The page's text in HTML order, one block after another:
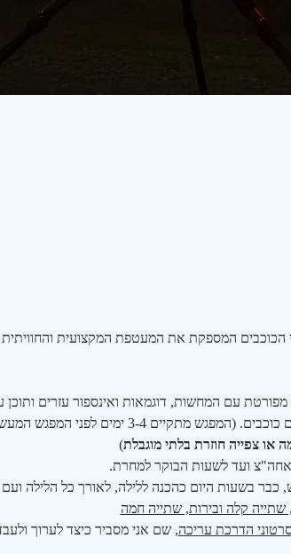
הכוכבים המספקת את המעטפת המקצועית והחוויתית
מפורטת עם המחשות, דוגמאות ואינספור עזרים
לשטח ולספק את כל הכלים הנדרשים בתחום של צילום
צפייה חוזרת בלתי מוגבלת)
בשעות היום כהכנה ללילה, לאורך כל הלילה ועם
קלה ובירות, שתייה חמה
הדרכת עריכה, שם אני מסביר כיצד לערוך